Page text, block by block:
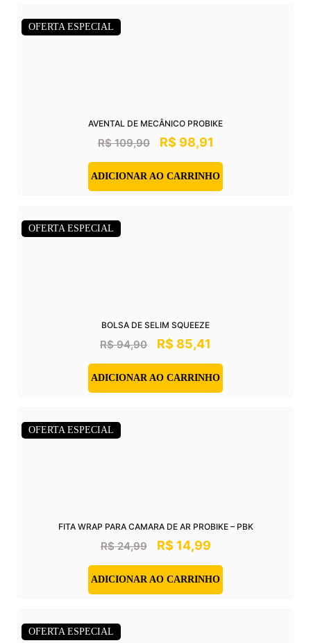
OFERTA ESPECIAL
AVENTAL DE MECÂNICO PROBIKE
R$109,90 R$ 98,91
ADICIONAR AO CARRINHO
OFERTA ESPECIAL
BOLSA DE SELIM SQUEEZE
R$94,90 R$ 85,41
ADICIONAR AO CARRINHO
OFERTA ESPECIAL
FITA WRAP PARA CAMARA DE AR PROBIKE – PBK
R$24,99 R$ 14,99
ADICIONAR AO CARRINHO
OFERTA ESPECIAL